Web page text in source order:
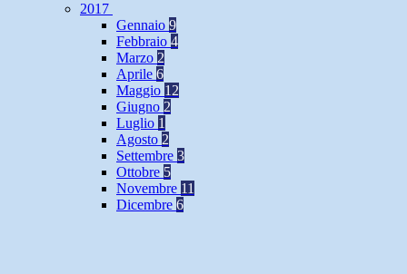
2017
Gennaio 9
Febbraio 4
Marzo 2
Aprile 6
Maggio 12
Giugno 2
Luglio 1
Agosto 2
Settembre 3
Ottobre 5
Novembre 11
Dicembre 6